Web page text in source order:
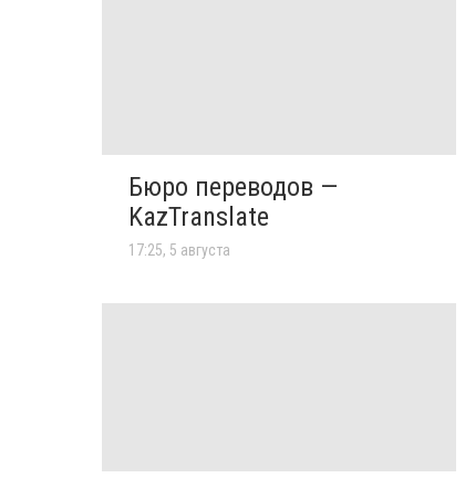
Бюро переводов —
KazTranslate
17:25, 5 августа